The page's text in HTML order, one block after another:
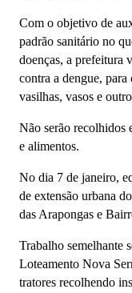
Com o objetivo de
padrão sanitário no
doenças, a prefeitura
contra a dengue, para
vasilhas, vasos e
Não serão
e alimentos.
No dia 7 de janeiro,
de extensão urbana
das Arapongas e
Trabalho semelhante
Loteamento Nova
tratores recolhendo